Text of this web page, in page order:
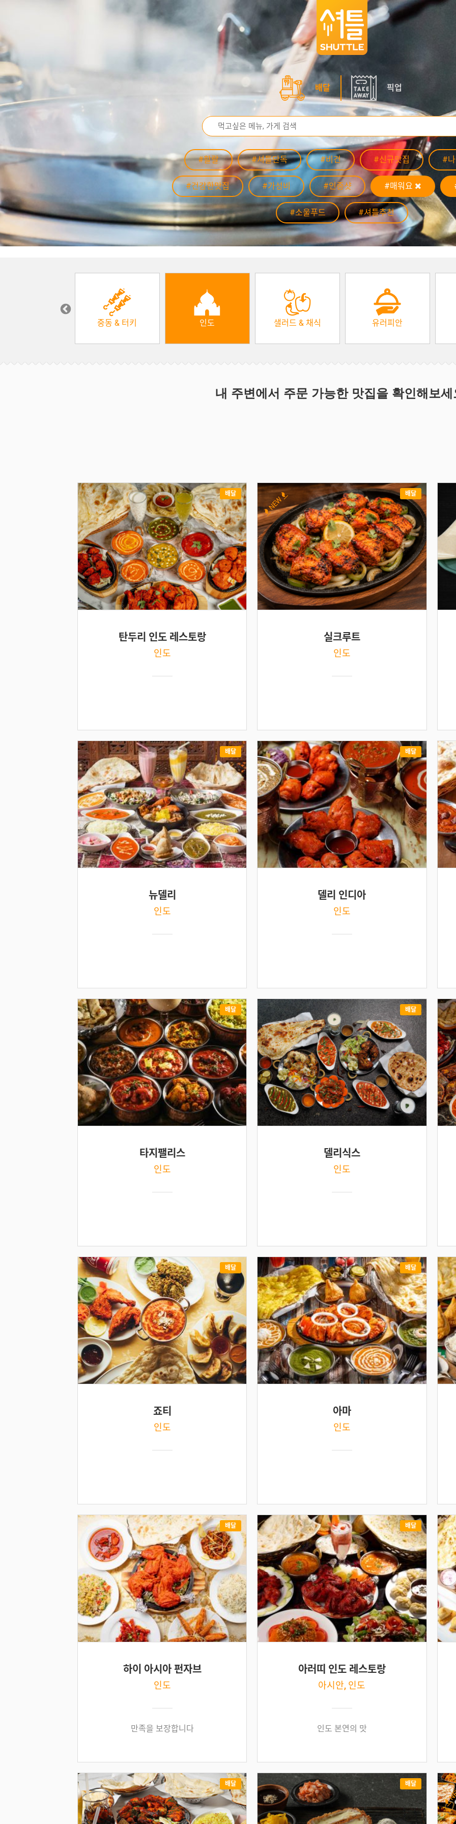
배달 픽업
#할랄 #셔틀단독 #비건 #신규맛집 #
#건강한맛집 #가성비 #인증샷 #매워요
#소울푸드 #셔틀추천
중동 & 터키 인도 샐러드 & 채식 유러피안
내 주변에서 주문 가능한 맛집을 확인해보세
배달
탄두리 인도 레스토랑
인도
배달
NEW
실크루트
인도
배달
뉴델리
인도
배달
델리 인디아
인도
배달
타지팰리스
인도
배달
델리식스
인도
배달
죠티
인도
배달
아마
인도
배달
하이 아시아 펀자브
인도
만족을 보장합니다
배달
아러띠 인도 레스토랑
아시안, 인도
인도 본연의 맛
배달 배달